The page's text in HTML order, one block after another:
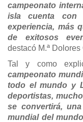
campeonato
isla cuenta con
experiencia, más
de exitosos
destacó M.ª Dolores
Tal y como
campeonato
todo el mundo y
deportistas,
se convertirá,
mundial del